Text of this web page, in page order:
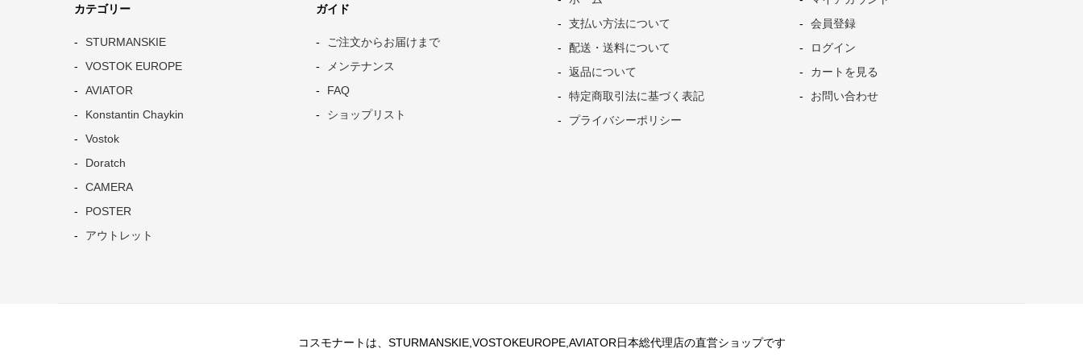
カテゴリー
STURMANSKIE
VOSTOK EUROPE
AVIATOR
Konstantin Chaykin
Vostok
Doratch
CAMERA
POSTER
アウトレット
ガイド
ご注文からお届けまで
メンテナンス
FAQ
ショップリスト
支払い方法について
配送・送料について
返品について
特定商取引法に基づく表記
プライバシーポリシー
会員登録
ログイン
カートを見る
お問い合わせ
コスモナートは、STURMANSKIE,VOSTOKEUROPE,AVIATOR日本総代理店の直営ショップです